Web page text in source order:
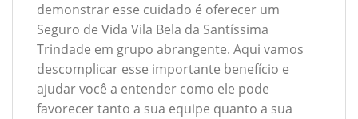
demonstrar esse cuidado é oferecer um
Seguro de Vida Vila Bela da Santíssima
Trindade em grupo abrangente. Aqui vamos
descomplicar esse importante benefício e
ajudar você a entender como ele pode
favorecer tanto a sua equipe quanto a sua